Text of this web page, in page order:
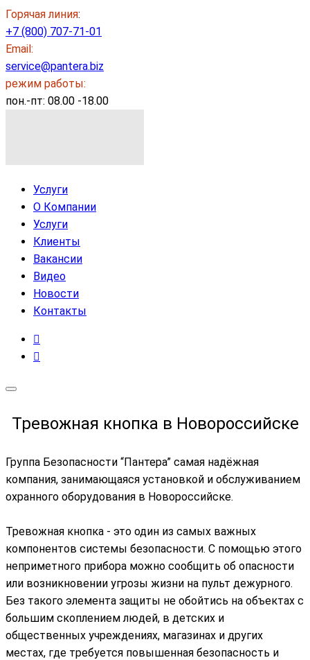
Горячая линия:
+7 (800) 707-71-01
Email:
service@pantera.biz
режим работы:
пон.-пт: 08.00 -18.00
Услуги
О Компании
Услуги
Клиенты
Вакансии
Видео
Новости
Контакты
Тревожная кнопка в Новороссийске
Группа Безопасности “Пантера” самая надёжная
компания, занимающаяся установкой и обслуживанием
охранного оборудования в Новороссийске.
Тревожная кнопка - это один из самых важных
компонентов системы безопасности. С помощью этого
неприметного прибора можно сообщить об опасности
или возникновении угрозы жизни на пульт дежурного.
Без такого элемента защиты не обойтись на объектах с
большим скоплением людей, в детских и
общественных учреждениях, магазинах и других
местах, где требуется повышенная безопасность и